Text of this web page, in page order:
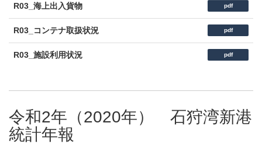
R03_海上出入貨物 pdf
R03_コンテナ取扱状況 pdf
R03_施設利用状況 pdf
令和2年（2020年） 石狩湾新港
統計年報